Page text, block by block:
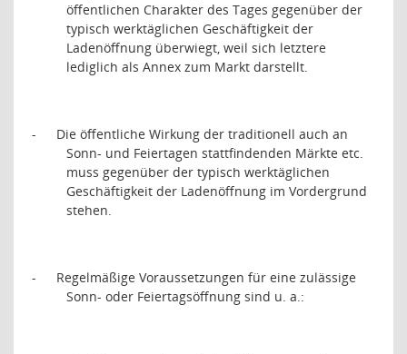
öffentlichen Charakter des Tages gegenüber der
typisch werktäglichen Geschäftigkeit der
Ladenöffnung überwiegt, weil sich letztere
lediglich als Annex zum Markt darstellt.
-
Die öffentliche Wirkung der traditionell auch an
Sonn- und Feiertagen stattfindenden Märkte etc.
muss gegenüber der typisch werktäglichen
Geschäftigkeit der Ladenöffnung im Vordergrund
stehen.
-
Regelmäßige Voraussetzungen für eine zulässige
Sonn- oder Feiertagsöffnung sind u. a.: